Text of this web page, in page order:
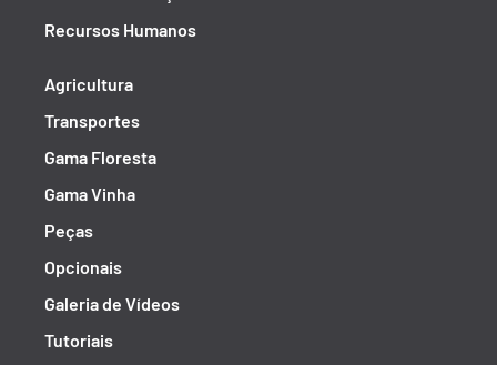
Recursos Humanos
Agricultura
Transportes
Gama Floresta
Gama Vinha
Peças
Opcionais
Galeria de Vídeos
Tutoriais